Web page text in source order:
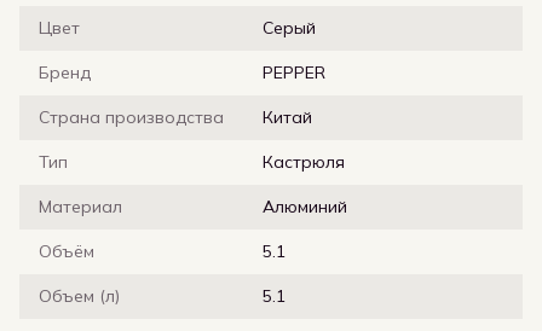
Цвет Серый
Бренд PEPPER
Страна производства Китай
Тип Кастрюля
Материал Алюминий
Объём 5.1
Объем (л) 5.1